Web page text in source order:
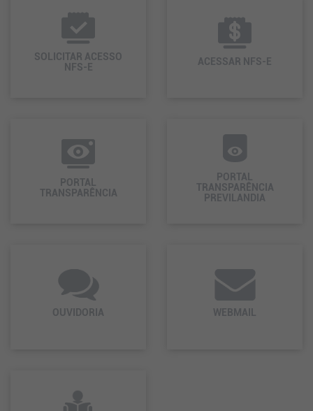
SOLICITAR ACESSO
NFS-E
ACESSAR NFS-E
PORTAL
TRANSPARÊNCIA
PORTAL
TRANSPARÊNCIA
PREVILANDIA
OUVIDORIA WEBMAIL